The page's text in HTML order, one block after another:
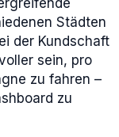
Städten
der Kundschaft
sein, pro
zu fahren –
zu